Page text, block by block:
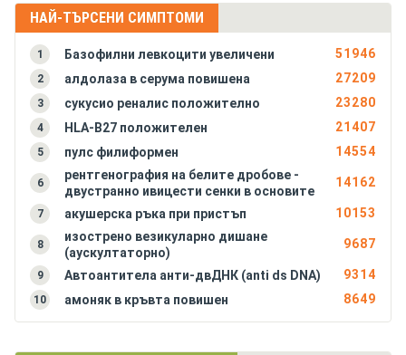
Алергичен ентероколит
Алкаптонурия
Амилоидоза на бъбреците
Амилоидоза на черния дроб
Анкилозиращ спондилартрит (болест на Бехтерев)
Антракс (белодробна форма)
Антракс (чревна форма)
Антракс на кожата (синя пъпка, сибирска язва)
Аортна инсуфициенция
Аортна стеноза
Апластична анемия (костномозъчна хипоплазия)
НАЙ-ТЪРСЕНИ СИМПТОМИ
1 Базофилни левкоцити увеличени 51946
2 алдолаза в серума повишена 27209
3 сукусио реналис положително 23280
4 HLA-B27 положителен 21407
5 пулс филиформен 14554
6
рентгенография на белите дробове -
двустранно ивицести сенки в основите
14162
7 акушерска ръка при пристъп 10153
8
изострено везикуларно дишане
(аускултаторно)
9687
9 Автоантитела анти-двДНК (anti ds DNA) 9314
10 амоняк в кръвта повишен 8649